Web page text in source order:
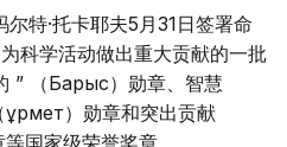
特·托卡耶夫5月31日签署命
科学活动做出重大贡献的一批
” （Барыс）勋章、智慧
）勋章和突出贡献